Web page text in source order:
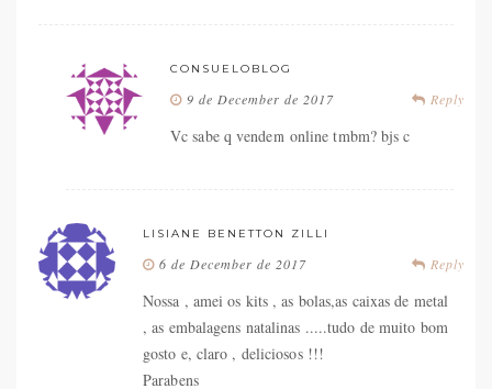
CONSUELOBLOG
Reply
9 de December de 2017
Vc sabe q vendem online tmbm? bjs c
LISIANE BENETTON ZILLI
Reply
6 de December de 2017
Nossa , amei os kits , as bolas,as caixas de metal
, as embalagens natalinas .....tudo de muito bom
gosto e, claro , deliciosos !!!
Parabens